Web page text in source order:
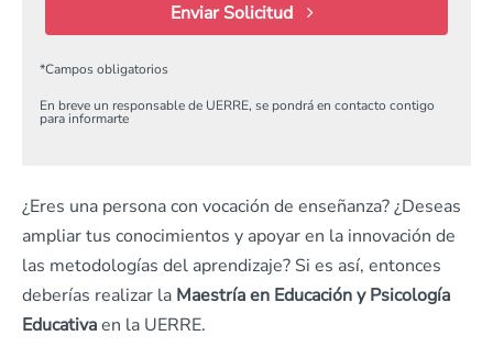
Enviar Solicitud
*Campos obligatorios
En breve un responsable de UERRE, se pondrá en contacto contigo
para informarte
¿Eres una persona con vocación de enseñanza? ¿Deseas
ampliar tus conocimientos y apoyar en la innovación de
las metodologías del aprendizaje? Si es así, entonces
deberías realizar la Maestría en Educación y Psicología
Educativaen la UERRE.